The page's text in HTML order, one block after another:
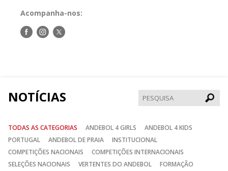
Acompanha-nos:
Siga-Siga-Siga-
NOTÍCIAS
TODAS AS CATEGORIAS ANDEBOL 4 GIRLS
ANDEBOL 4 KIDS
PORTUGAL
ANDEBOL DE PRAIA
INSTITUCIONAL
COMPETIÇÕES NACIONAIS
COMPETIÇÕES INTERNACIONAIS
SELEÇÕES NACIONAIS
VERTENTES DO ANDEBOL
FORMAÇÃO